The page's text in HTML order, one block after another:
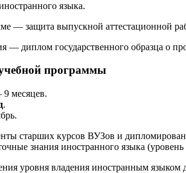
языка.
— защита выпускной аттестационной
— диплом государственного образца о
программы
месяцев.
.
старших курсов ВУЗов и
знания иностранного языка (уровень
уровня владения иностранным